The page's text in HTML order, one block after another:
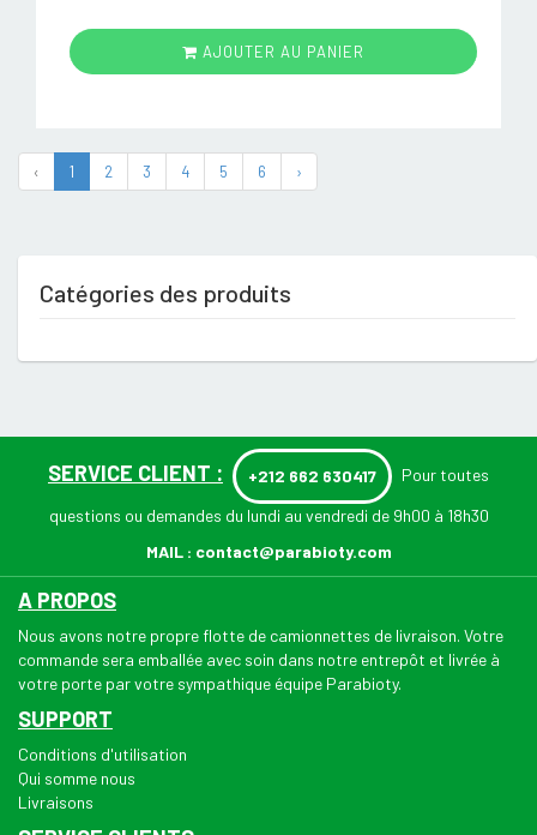
AJOUTER AU PANIER
‹ 1 2 3 4 5 6 ›
Catégories des produits
SERVICE CLIENT : +212 662 630417 Pour toutes
questions ou demandes du lundi au vendredi de 9h00 à 18h30
MAIL : contact@parabioty.com
A PROPOS
Nous avons notre propre flotte de camionnettes de livraison. Votre
commande sera emballée avec soin dans notre entrepôt et livrée à
votre porte par votre sympathique équipe Parabioty.
SUPPORT
Conditions d'utilisation
Qui somme nous
Livraisons